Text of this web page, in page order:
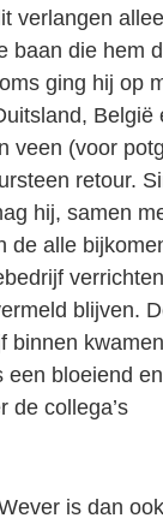
verlangen
baan die hem
ging hij op
veen (voor
retour.
hij, samen
de alle
blijven.
binnen
een bloeiend
de collega’s
is dan